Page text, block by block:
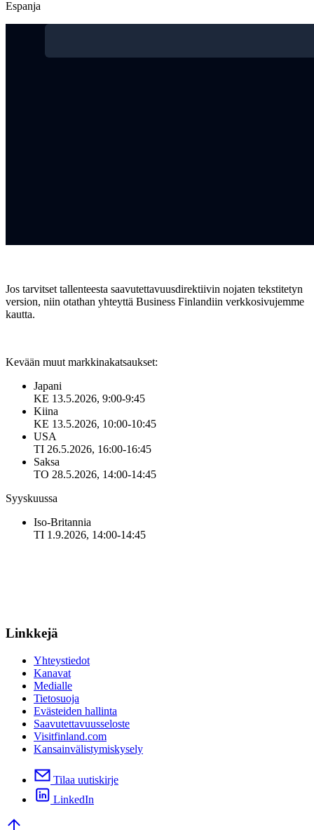
Espanja
Jos tarvitset tallenteesta saavutettavuusdirektiivin nojaten tekstitetyn
version, niin otathan yhteyttä Business Finlandiin verkkosivujemme
kautta.
Kevään muut markkinakatsaukset:
Japani
KE 13.5.2026, 9:00-9:45
Kiina
KE 13.5.2026, 10:00-10:45
USA
TI 26.5.2026, 16:00-16:45
Saksa
TO 28.5.2026, 14:00-14:45
Syyskuussa
Iso-Britannia
TI 1.9.2026, 14:00-14:45
Linkkejä
Yhteystiedot
Kanavat
Medialle
Tietosuoja
Evästeiden hallinta
Saavutettavuusseloste
Visitfinland.com
Kansainvälistymiskysely
Tilaa uutiskirje
LinkedIn